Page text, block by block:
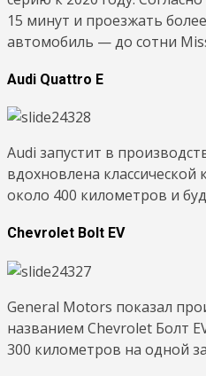
15 минут и проезжать
автомобиль — до сотни
Audi Quattro E
Audi запустит в
вдохновлена
около 400 километров и
Chevrolet Bolt EV
General Motors показал
названием Chevrolet Болт
300 километров на одной